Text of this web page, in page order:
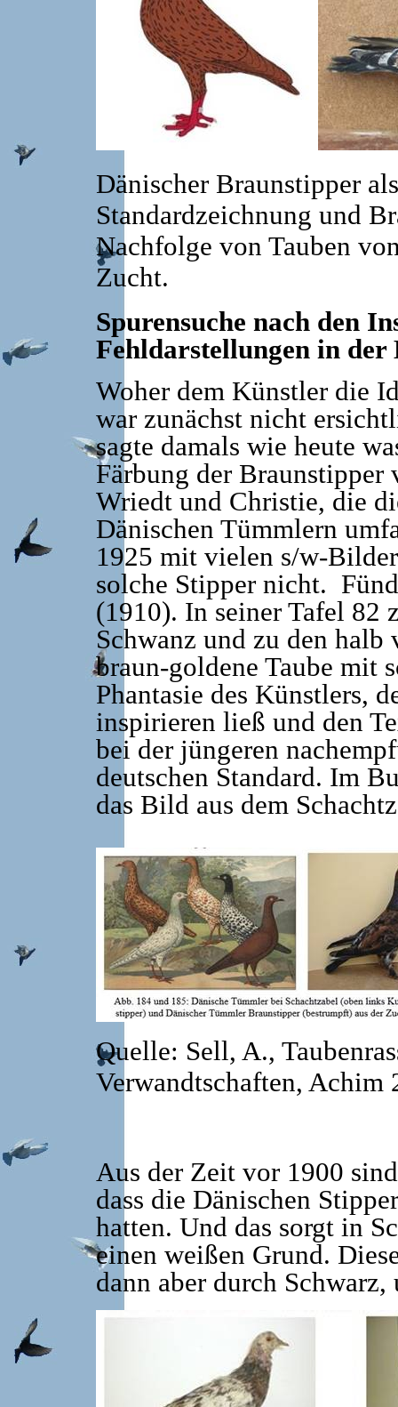
Dänischer Braunstipper
Standardzeichnung und
Nachfolge von Tauben
Zucht.
Spurensuche nach den
Fehldarstellungen in der
Woher dem Künstler die
war zunächst nicht
sagte damals wie heute
Färbung der
Wriedt und Christie, die
Dänischen Tümmlern
1925 mit vielen s/w-
solche Stipper nicht.
(1910). In seiner Tafel 82
Schwanz und zu den
braun-goldene Taube mit
Phantasie des Künstlers,
inspirieren ließ und den
bei der jüngeren
deutschen Standard. Im
das Bild aus dem
Quelle: Sell, A.,
Verwandtschaften, Achim
Aus der Zeit vor 1900
dass die Dänischen
hatten. Und das sorgt in
einen weißen Grund.
dann aber durch